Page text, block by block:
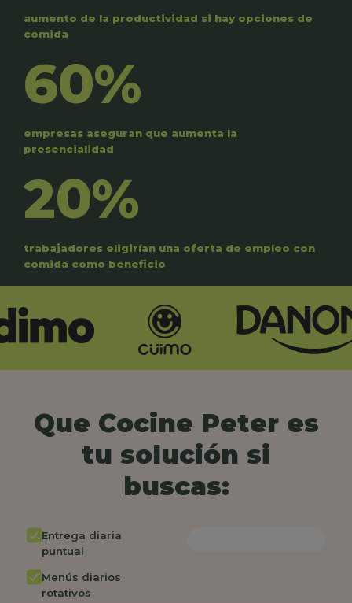
aumento de la productividad si hay opciones de
comida
60%
empresas aseguran que aumenta la
presencialidad
20%
trabajadores eligirían una oferta de empleo con
comida como beneficio
Que Cocine Peter es
tu solución si
buscas:
Entrega diaria
puntual
Menús diarios
rotativos